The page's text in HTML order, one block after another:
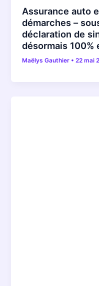
Assurance auto
démarches –
déclaration de
désormais 100%
Maëlys Gauthier •22 mai